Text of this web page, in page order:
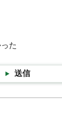
た
送信